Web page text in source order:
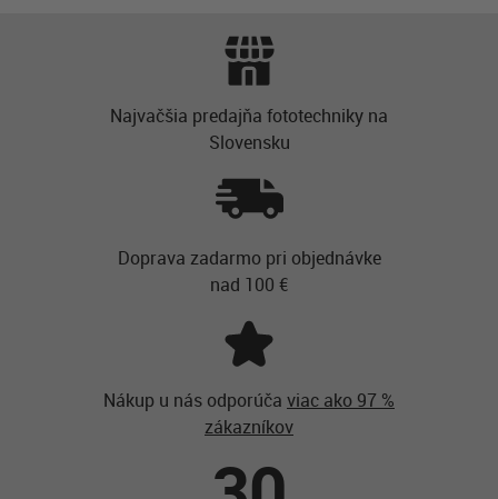
Najvačšia predajňa fototechniky na
Slovensku
Doprava zadarmo pri objednávke
nad 100 €
Nákup u nás odporúča viac ako 97 %
zákazníkov